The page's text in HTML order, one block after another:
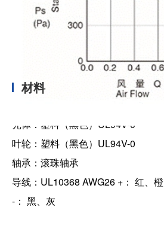
材料
壳体：塑料（黑色）UL94V-0
叶轮：塑料（黑色）UL94V-0
轴承：滚珠轴承
导线：UL10368 AWG26 +： 红、橙
-： 黑、灰